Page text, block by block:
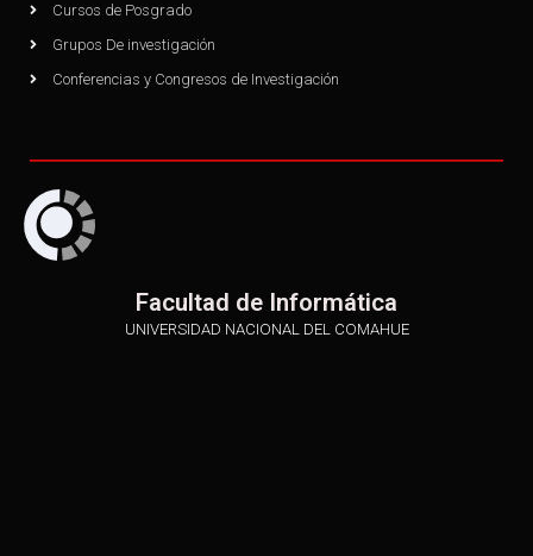
Cursos de Posgrado
Grupos De investigación
Conferencias y Congresos de Investigación
Facultad de Informática
UNIVERSIDAD NACIONAL DEL COMAHUE